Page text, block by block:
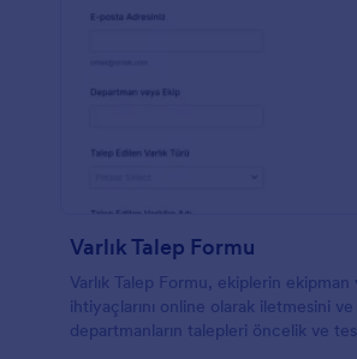
Varlık Talep Formu
Varlık Talep Formu, ekiplerin ekipman
ihtiyaçlarını online olarak iletmesini ve
departmanların talepleri öncelik ve